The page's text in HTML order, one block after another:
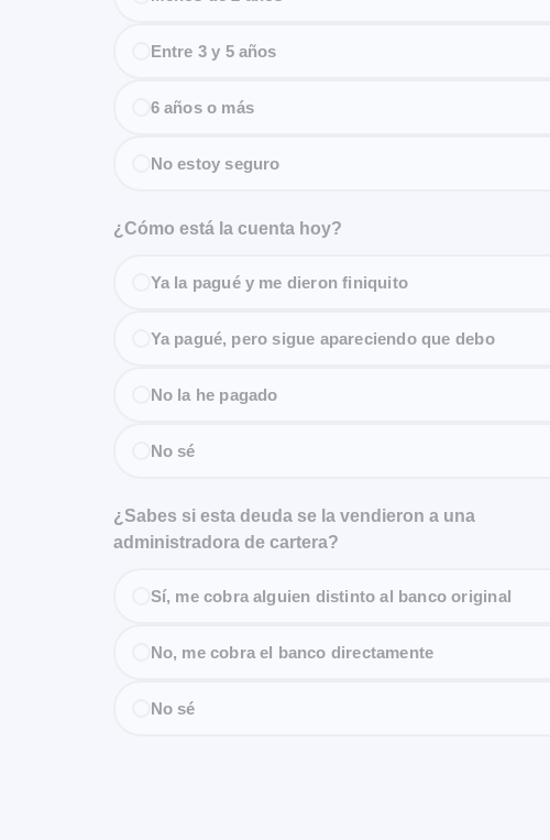
Entre 3 y 5 años
6 años o más
No estoy seguro
¿Cómo está la cuenta hoy?
Ya la pagué y me dieron finiquito
Ya pagué, pero sigue apareciendo que debo
No la he pagado
No sé
¿Sabes si esta deuda se la vendieron a una
administradora de cartera?
Sí, me cobra alguien distinto al banco original
No, me cobra el banco directamente
No sé